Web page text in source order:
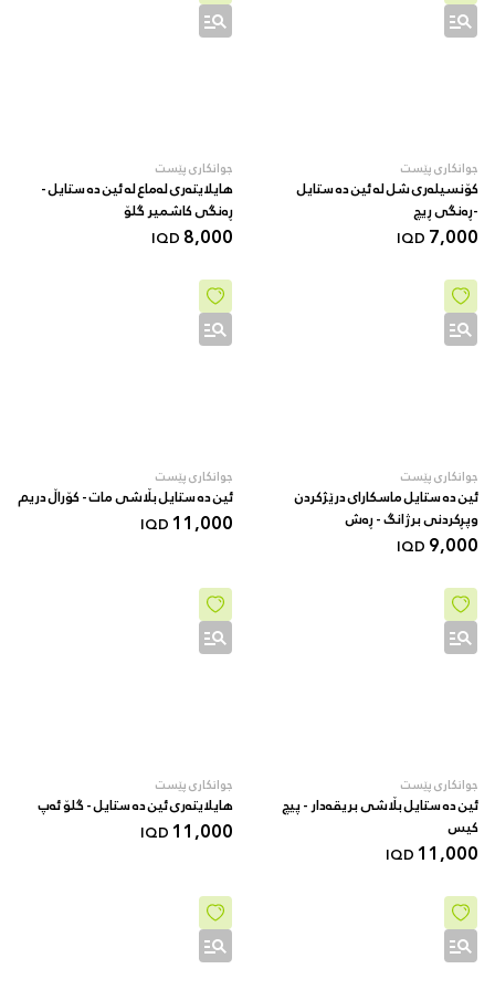
جوانکاری پێست
کۆنسیلەری شل لە ئین دە ستایل
-ڕەنگی ڕیچ
7,000
IQD
جوانکاری پێست
هایلایتەری لەماع لە ئین دە ستایل -
ڕەنگی کاشمیر گلۆ
8,000
IQD
جوانکاری پێست
ئین دە ستایل ماسکارای درێژکردن
وپڕکردنی برژانگ - ڕەش
9,000
IQD
جوانکاری پێست
ئین دە ستایل بڵاشی مات - کۆراڵ دریم
11,000
IQD
جوانکاری پێست
ئین دە ستایل بڵاشی بریقەدار - پیچ
کیس
11,000
IQD
جوانکاری پێست
هایلایتەری ئین دە ستایل - گلۆ ئەپ
11,000
IQD